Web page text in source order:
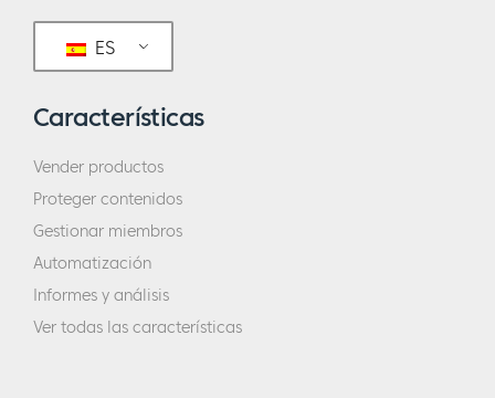
ES
Características
Vender productos
Proteger contenidos
Gestionar miembros
Automatización
Informes y análisis
Ver todas las características